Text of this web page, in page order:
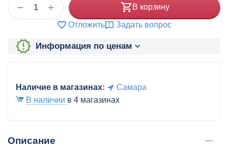
+
− В корзину
Отложить Задать вопрос
Информация по ценам
Наличие в магазинах:
Самара
В наличии в 4 магазинах
Описание